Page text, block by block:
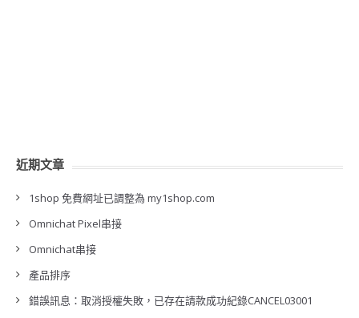
近期文章
1shop 免費網址已調整為 my1shop.com
Omnichat Pixel串接
Omnichat串接
產品排序
錯誤訊息：取消授權失敗，已存在請款成功紀錄CANCEL03001